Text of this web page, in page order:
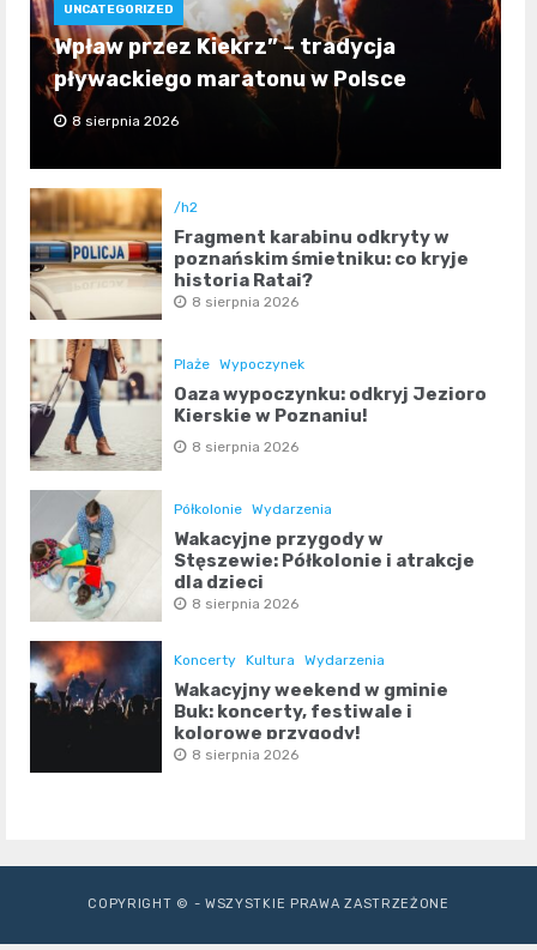
UNCATEGORIZED
Wpław przez Kiekrz” – tradycja
pływackiego maratonu w Polsce
8 sierpnia 2026
/h2
Fragment karabinu odkryty w
poznańskim śmietniku: co kryje
historia Rataj?
8 sierpnia 2026
Plaże Wypoczynek
Oaza wypoczynku: odkryj Jezioro
Kierskie w Poznaniu!
8 sierpnia 2026
Półkolonie Wydarzenia
Wakacyjne przygody w
Stęszewie: Półkolonie i atrakcje
dla dzieci
8 sierpnia 2026
Koncerty Kultura Wydarzenia
Wakacyjny weekend w gminie
Buk: koncerty, festiwale i
kolorowe przygody!
8 sierpnia 2026
COPYRIGHT © - WSZYSTKIE PRAWA ZASTRZEŻONE